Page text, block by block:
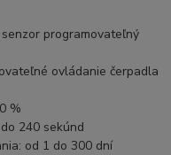
programovateľný
ovládanie čerpadla
%
240 sekúnd
od 1 do 300 dní